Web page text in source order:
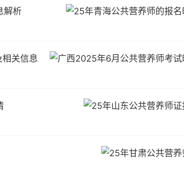
解析
关信息